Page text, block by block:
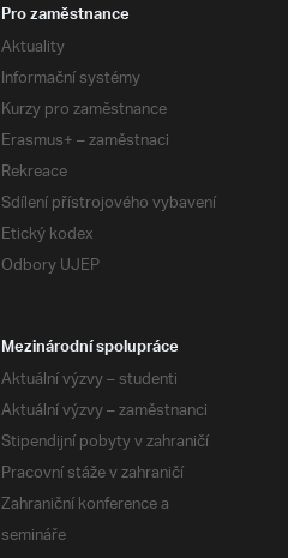
Pro zaměstnance
Aktuality
Informační systémy
Kurzy pro zaměstnance
Erasmus+ – zaměstnaci
Rekreace
Sdílení přístrojového vybavení
Etický kodex
Odbory UJEP
Mezinárodní spolupráce
Aktuální výzvy – studenti
Aktuální výzvy – zaměstnanci
Stipendijní pobyty v zahraničí
Pracovní stáže v zahraničí
Zahraniční konference a
semináře